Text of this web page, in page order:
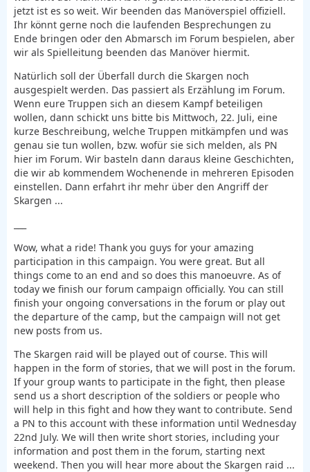
jetzt ist es so weit. Wir beenden das Manöverspiel offiziell.
Ihr könnt gerne noch die laufenden Besprechungen zu
Ende bringen oder den Abmarsch im Forum bespielen, aber
wir als Spielleitung beenden das Manöver hiermit.
Natürlich soll der Überfall durch die Skargen noch
ausgespielt werden. Das passiert als Erzählung im Forum.
Wenn eure Truppen sich an diesem Kampf beteiligen
wollen, dann schickt uns bitte bis Mittwoch, 22. Juli, eine
kurze Beschreibung, welche Truppen mitkämpfen und was
genau sie tun wollen, bzw. wofür sie sich melden, als PN
hier im Forum. Wir basteln dann daraus kleine Geschichten,
die wir ab kommendem Wochenende in mehreren Episoden
einstellen. Dann erfahrt ihr mehr über den Angriff der
Skargen ...
Wow, what a ride! Thank you guys for your amazing
participation in this campaign. You were great. But all
things come to an end and so does this manoeuvre. As of
today we finish our forum campaign officially. You can still
finish your ongoing conversations in the forum or play out
the departure of the camp, but the campaign will not get
new posts from us.
The Skargen raid will be played out of course. This will
happen in the form of stories, that we will post in the forum.
If your group wants to participate in the fight, then please
send us a short description of the soldiers or people who
will help in this fight and how they want to contribute. Send
a PN to this account with these information until Wednesday
22nd July. We will then write short stories, including your
information and post them in the forum, starting next
weekend. Then you will hear more about the Skargen raid ...